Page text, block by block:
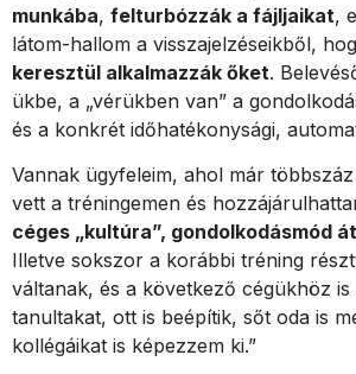
munkába, felturbózzák a fájljaikat,
látom-hallom a visszajelzéseikből,
keresztül alkalmazzák őket.
ükbe, a „vérükben van” a
és a konkrét időhatékonysági,
Vannak ügyfeleim, ahol már
vett a tréningemen és
céges „kultúra”, gondolkodásmód
Illetve sokszor a korábbi tréning
váltanak, és a következő cégükhöz is
tanultakat, ott is beépítik, sőt oda is
kollégáikat is képezzem ki.”